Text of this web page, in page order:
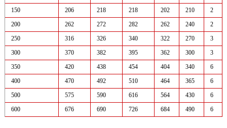
150
206 218 218 202 210
2
200
262 272 282 262 240
2
250
316 326 340 322 270
3
300
370 382 395 362 300
3
350
420 438 454 404 340
6
400
470 492 510 464 365
6
500
575 590 616 564 430
6
600
676 690 726 684 490 6